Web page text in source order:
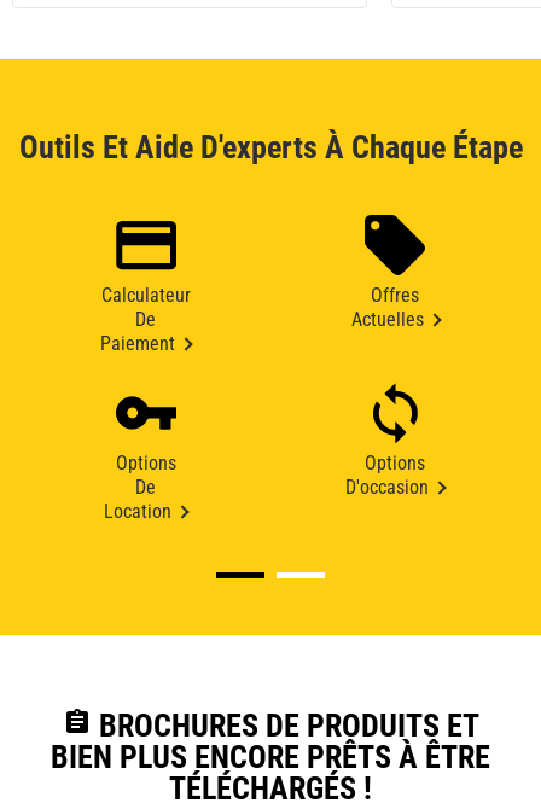
Outils Et Aide D'experts À Chaque Étape
Calculateur
De
Paiement
Offres
Actuelles
Options
De
Location
Options
D'occasion
assignment BROCHURES DE PRODUITS ET
BIEN PLUS ENCORE PRÊTS À ÊTRE
TÉLÉCHARGÉS !